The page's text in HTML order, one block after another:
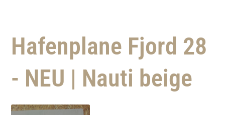
Hafenplane Fjord 28
- NEU | Nauti beige